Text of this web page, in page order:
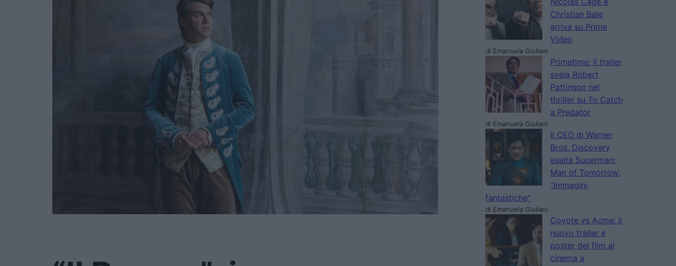
Christian Bale
arriva su Prime
Video
di Emanuela Giuliani
Primetime: il trailer
svela Robert
Pattinson nel
thriller su To Catch
a Predator
di Emanuela Giuliani
Il CEO di Warner
Bros. Discovery
esalta Superman:
Man of Tomorrow:
“Immagini
fantastiche”
di Emanuela Giuliani
Coyote vs Acme: il
nuovo trailer e
poster del film al
cinema a